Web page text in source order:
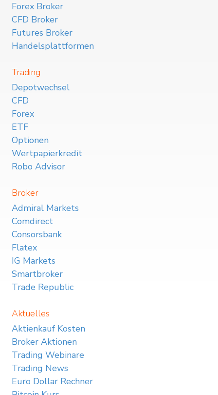
Forex Broker
CFD Broker
Futures Broker
Handelsplattformen
Trading
Depotwechsel
CFD
Forex
ETF
Optionen
Wertpapierkredit
Robo Advisor
Broker
Admiral Markets
Comdirect
Consorsbank
Flatex
IG Markets
Smartbroker
Trade Republic
Aktuelles
Aktienkauf Kosten
Broker Aktionen
Trading Webinare
Trading News
Euro Dollar Rechner